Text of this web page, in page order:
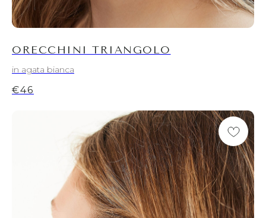
ORECCHINI TRIANGOLO
in agata bianca
€46